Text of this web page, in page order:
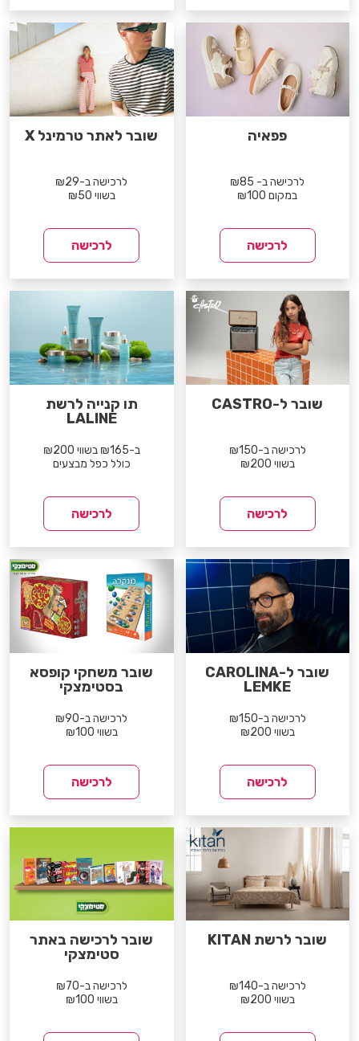
פפאיה
לרכישה ב- ₪85
במקום ₪100
לרכישה
שובר לאתר טרמינל X
לרכישה ב-₪29
בשווי ₪50
לרכישה
שובר ל-CASTRO
לרכישה ב-₪150
בשווי ₪200
לרכישה
תו קנייה לרשת
LALINE
ב-₪165 בשווי ₪200
כולל כפל מבצעים
לרכישה
שובר ל-CAROLINA
LEMKE
לרכישה ב-₪150
בשווי ₪200
לרכישה
שובר משחקי קופסא
בסטימצקי
לרכישה ב-₪90
בשווי ₪100
לרכישה
שובר לרשת KITAN
לרכישה ב-₪140
בשווי ₪200
שובר לרכישה באתר
סטימצקי
לרכישה ב-₪70
בשווי ₪100